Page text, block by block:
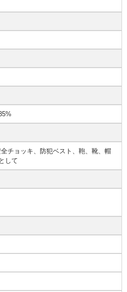
チョッキ、防犯ベスト、鞄、靴、帽
して